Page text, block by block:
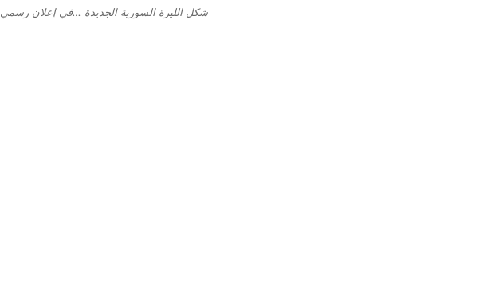
شكل الليرة السورية الجديدة …في إعلان رسمي